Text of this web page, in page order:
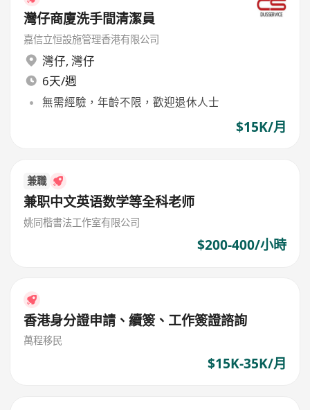
灣仔商廈洗手間清潔員
嘉信立恒設施管理香港有限公司
灣仔, 灣仔
6天/週
無需經驗，年齡不限，歡迎退休人士
$15K/月
兼職
兼职中文英语数学等全科老师
姚同楷書法工作室有限公司
$200-400/小時
香港身分證申請、續簽、工作簽證諮詢
萬程移民
$15K-35K/月